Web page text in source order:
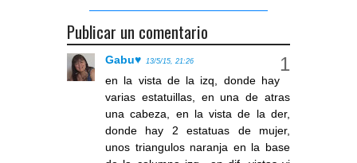
Publicar un comentario
Gabu♥ 13/5/15, 21:26
en la vista de la izq, donde hay
varias estatuillas, en una de atras
una cabeza, en la vista de la der,
donde hay 2 estatuas de mujer,
unos triangulos naranja en la base